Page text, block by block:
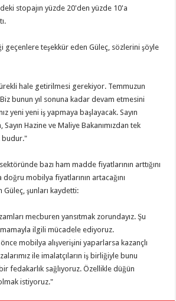
stopajın yüzde 20'den yüzde 10'a
geçenlere teşekkür eden Güleç, sözlerini şöyle
hale getirilmesi gerekiyor. Temmuzun
bunun yıl sonuna kadar devam etmesini
yeni yeni iş yapmaya başlayacak. Sayın
Sayın Hazine ve Maliye Bakanımızdan tek
budur."
bazı ham madde fiyatlarının arttığını
mobilya fiyatlarının artacağını
şunları kaydetti:
mecburen yansıtmak zorundayız. Şu
ilgili mücadele ediyoruz.
mobilya alışverişini yaparlarsa kazançlı
ile imalatçıların iş birliğiyle bunu
fedakarlık sağlıyoruz. Özellikle düğün
istiyoruz."